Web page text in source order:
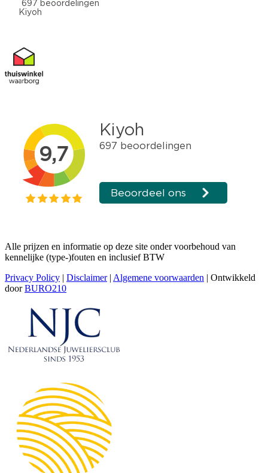
Alle prijzen en informatie op deze site onder voorbehoud van
kennelijke (type-)fouten en inclusief BTW
Privacy Policy | Disclaimer| Algemene voorwaarden | Ontwikkeld
doorBURO210